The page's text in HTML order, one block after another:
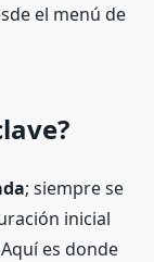
el menú de
; siempre se
inicial
es donde